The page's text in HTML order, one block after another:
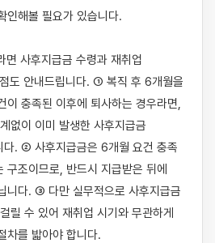
인해볼 필요가 있습니다.
사후지급금 수령과 재취업
도 안내드립니다. ① 복직 후 6개월을
이 충족된 이후에 퇴사하는 경우라면,
없이 이미 발생한 사후지급금
다. ② 사후지급금은 6개월 요건 충족
구조이므로, 반드시 지급받은 뒤에
니다. ③ 다만 실무적으로 사후지급금
릴 수 있어 재취업 시기와 무관하게
차를 밟아야 합니다.